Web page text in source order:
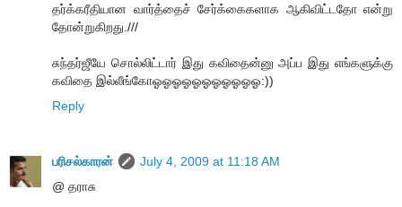
தர்க்கரீதியான வார்த்தைச் சேர்க்கைகளாக ஆகிவிட்டதோ என்று
தோன்றுகிறது.///
சுந்தர்ஜீயே சொல்லிட்டார் இது கவிதைன்னு அப்ப இது எங்களுக்கு
கவிதை இல்லீங்கோஓஓஓஓஓஓஓஓஓஓஓ:))
Reply
பரிசல்காரன்
July 4, 2009 at 11:18 AM
@ தராசு